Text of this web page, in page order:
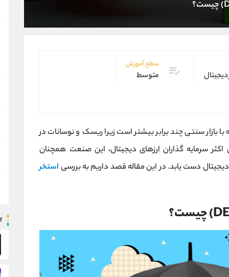
دیجیتال
سطح آموزش
متوسط
بازار سنتی چند برابر بیشتر است زیرا ریسک‌ و نوسانات در
اکثر سرمایه ‌گذاران ارزهای دیجیتال، این صنعت همچنان
دیجیتال دست یابد. در این مقاله قصد داریم به بررسی استخر